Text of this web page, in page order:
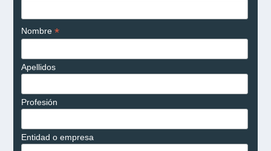
Nombre *
Apellidos
Profesión
Entidad o empresa